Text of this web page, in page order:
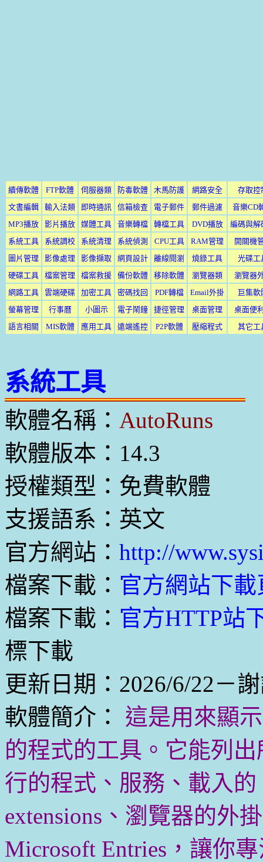
續傳軟體 FTP軟體 伺服器類 防毒軟體 木馬防護 網路安全
存取控
文書編輯
輸入法類 即時通訊 信箱檢查 電子郵件 郵件過濾
音樂CD
MP3播放
影片播放 媒體工具 音樂轉檔 轉檔工具 DVD播放
編碼與解
系統工具
系統調校 系統清理 系統偵測 CPU工具 RAM管理
開關機
圖片管理
影像處理 影像擷取 網頁設計 離線閱瀏 燒錄工具
光碟工
硬碟工具
檔案管理 檔案救援 備份軟體 移除軟體 瀏覽器類
瀏覽器
網路工具
雲端硬碟 加密工具 密碼找回 PDF轉檔 Email外掛
巨集軟
螢幕管理
行事曆 小圖示 電子鬧鐘 捷徑管理 桌面管理
桌面便
語言相關
MIS軟體 應用工具 遠端遙控 P2P軟體 壓縮程式 其它工
系統工具
軟體名稱： AutoRuns
軟體版本：14.3
授權類型：免費軟體
支援語系：英文
官方網站： http://
檔案下載： 官方網站下載
檔案下載： 官方HTTP站
標下載
更新日期：2026/6/22－
軟體簡介：
這是用來顯
的程式的工具。它能列
行的程式、服務、載入
extensions、瀏覽器的外
Microsoft Entries，讓你